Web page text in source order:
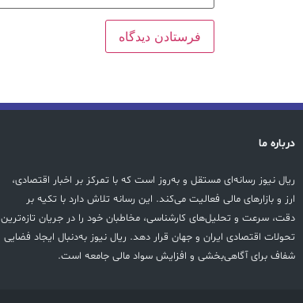
درباره ما
ریال نیوز رسانه‌ای مستقل و به‌روز است که با تمرکز بر اخبار اقتصادی،
ارز و بازارهای مالی فعالیت می‌کند. این رسانه تلاش دارد با تکیه بر
دقت، سرعت و تحلیل‌های کارشناسی، مخاطبان خود را در جریان تازه‌ترین
تحولات اقتصادی ایران و جهان قرار دهد. ریال نیوز به‌دنبال ایجاد فضایی
شفاف برای آگاهی‌بخشی و افزایش سواد مالی جامعه است.